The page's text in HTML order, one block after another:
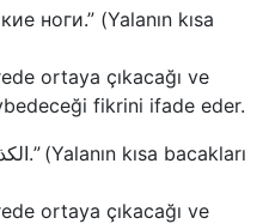
ноги.” (Yalanın kısa
ortaya çıkacağı ve
fikrini ifade eder.
ortaya çıkacağı ve